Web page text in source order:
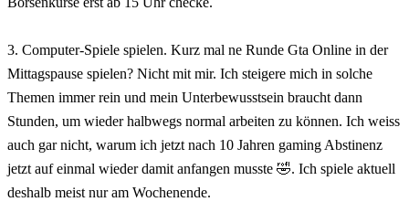
3. Computer-Spiele spielen. Kurz mal ne Runde Gta Online in der
Mittagspause spielen? Nicht mit mir. Ich steigere mich in solche
Themen immer rein und mein Unterbewusstsein braucht dann
Stunden, um wieder halbwegs normal arbeiten zu können. Ich weiss
auch gar nicht, warum ich jetzt nach 10 Jahren gaming Abstinenz
jetzt auf einmal wieder damit anfangen musste 🤣. Ich spiele aktuell
deshalb meist nur am Wochenende.